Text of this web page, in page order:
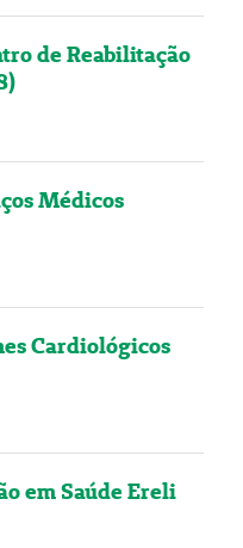
de Reabilitação
Médicos
Cardiológicos
em Saúde Ereli